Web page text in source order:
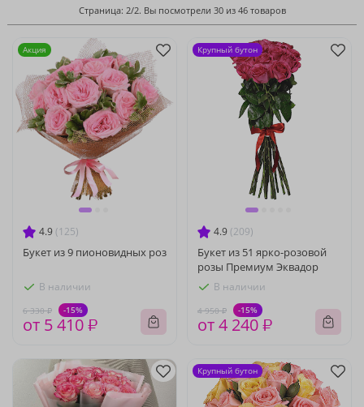
Страница: 2/2. Вы посмотрели 30 из 46 товаров
4.9 (125)
Букет из 9 пионовидных роз
В наличии
6 330 ₽ -15%
от 5 410 ₽
Акция
4.9 (209)
Букет из 51 ярко-розовой
розы Премиум Эквадор
В наличии
4 950 ₽ -15%
от 4 240 ₽
Крупный бутон
Крупный бутон